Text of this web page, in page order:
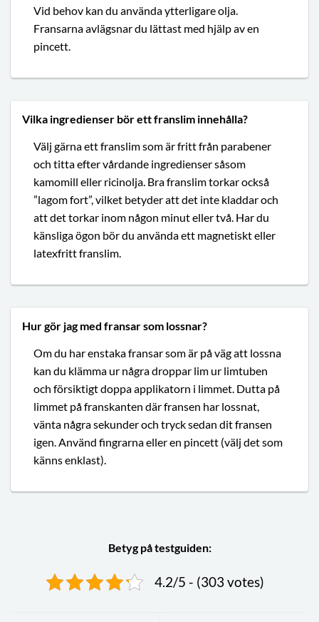
Vid behov kan du använda ytterligare olja.
Fransarna avlägsnar du lättast med hjälp av en
pincett.
Vilka ingredienser bör ett franslim innehålla?
Välj gärna ett franslim som är fritt från parabener
och titta efter vårdande ingredienser såsom
kamomill eller ricinolja. Bra franslim torkar också
”lagom fort”, vilket betyder att det inte kladdar och
att det torkar inom någon minut eller två. Har du
känsliga ögon bör du använda ett magnetiskt eller
latexfritt franslim.
Hur gör jag med fransar som lossnar?
Om du har enstaka fransar som är på väg att lossna
kan du klämma ur några droppar lim ur limtuben
och försiktigt doppa applikatorn i limmet. Dutta på
limmet på franskanten där fransen har lossnat,
vänta några sekunder och tryck sedan dit fransen
igen. Använd fingrarna eller en pincett (välj det som
känns enklast).
Betyg på testguiden:
4.2/5 - (303 votes)